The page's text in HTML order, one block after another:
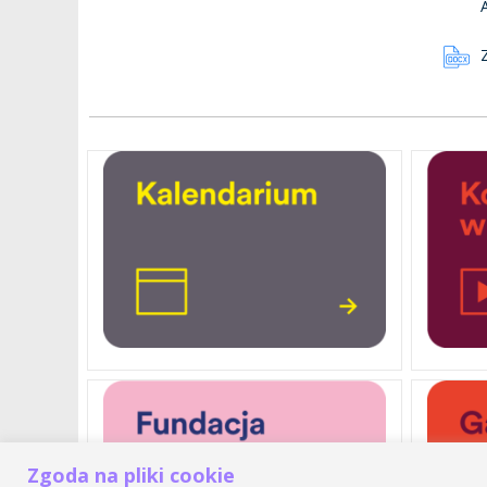
Zgoda na pliki cookie